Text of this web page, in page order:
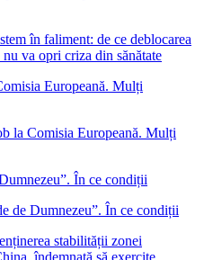
în faliment: de ce deblocarea
va opri criza din sănătate
la Comisia Europeană. Mulți
de Dumnezeu”. În ce condiții